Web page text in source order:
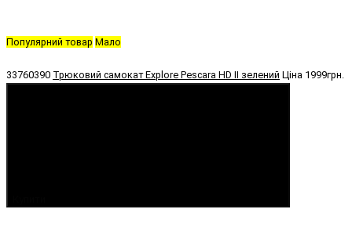
Популярний товар Мало
33760390 Трюковий самокат Explore Pescara HD II зелений Ціна 1999грн.